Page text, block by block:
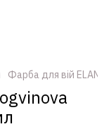
Фарба для вій ELAN